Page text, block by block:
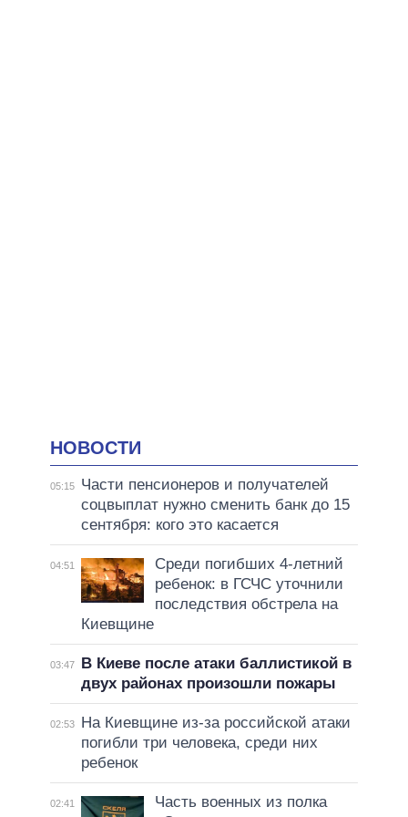
НОВОСТИ
05:15
Части пенсионеров и получателей
соцвыплат нужно сменить банк до 15
сентября: кого это касается
04:51
Среди погибших 4-летний
ребенок: в ГСЧС уточнили
последствия обстрела на
Киевщине
03:47
В Киеве после атаки баллистикой в
двух районах произошли пожары
02:53
На Киевщине из-за российской атаки
погибли три человека, среди них
ребенок
02:41
Часть военных из полка